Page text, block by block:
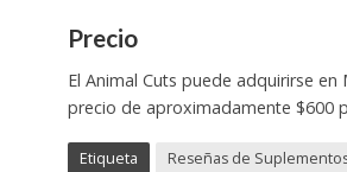
Precio
El Animal Cuts puede adquirirse en
precio de aproximadamente $600
Etiqueta
Reseñas de